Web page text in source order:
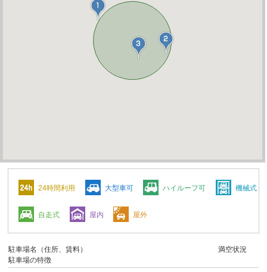
24時間利用 大型車可 ハイルーフ可 機械式
自走式 屋内 屋外
駐車場名（住所、賃料）
駐車場の特徴
満空状況